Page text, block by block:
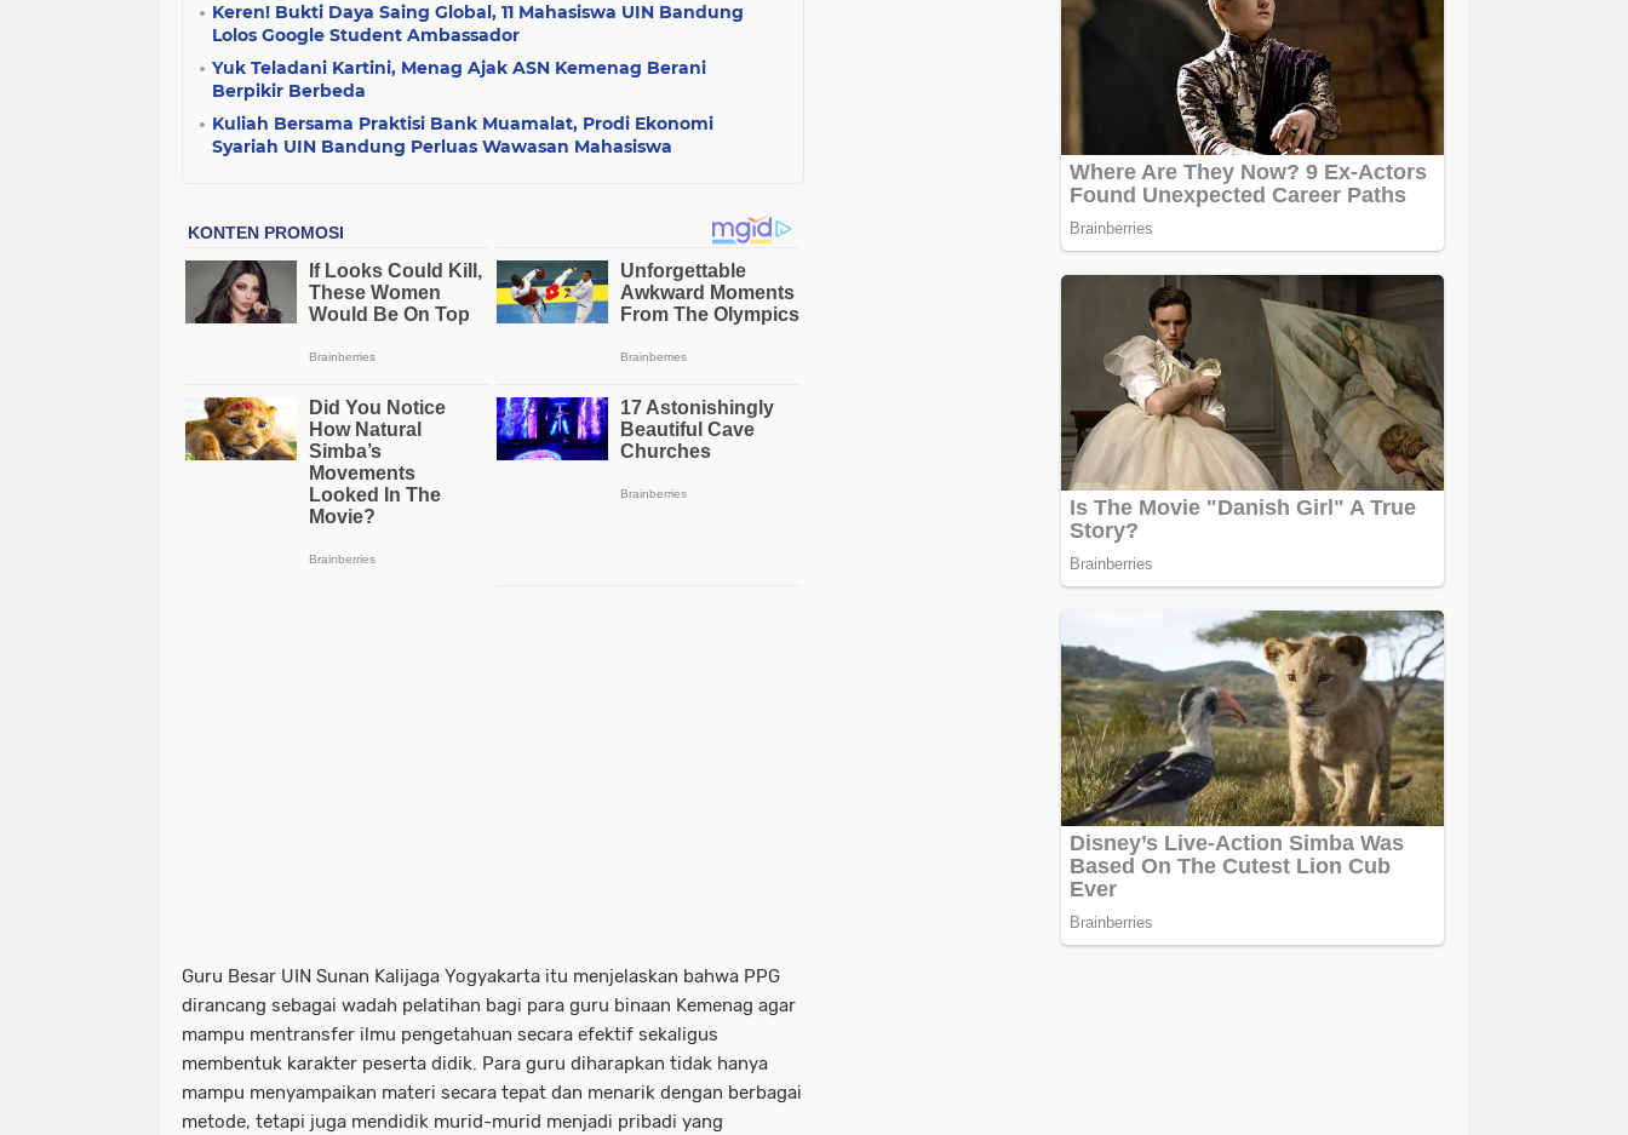
Keren! Bukti Daya Saing Global, 11 Mahasiswa UIN Bandung
Lolos Google Student Ambassador
Yuk Teladani Kartini, Menag Ajak ASN Kemenag Berani
Berpikir Berbeda
Kuliah Bersama Praktisi Bank Muamalat, Prodi Ekonomi
Syariah UIN Bandung Perluas Wawasan Mahasiswa
Guru Besar UIN Sunan Kalijaga Yogyakarta itu menjelaskan bahwa PPG
dirancang sebagai wadah pelatihan bagi para guru binaan Kemenag agar
mampu mentransfer ilmu pengetahuan secara efektif sekaligus
membentuk karakter peserta didik. Para guru diharapkan tidak hanya
mampu menyampaikan materi secara tepat dan menarik dengan berbagai
metode, tetapi juga mendidik murid-murid menjadi pribadi yang